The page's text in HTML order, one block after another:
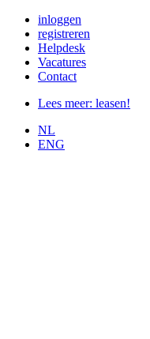
naar
inhoud
inloggen
registreren
Helpdesk
Vacatures
Contact
Lees meer: leasen!
NL
ENG